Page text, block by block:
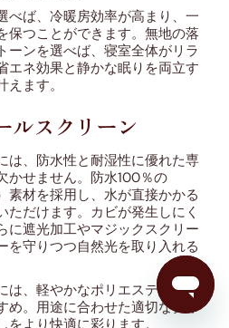
べば、冷暖房効率が高まり、一
保つことができます。無地の落
ーンを選べば、寝室全体がリラ
エネ効果と静かな眠りを両立す
ます。
ルスクリーン
は、防水性と耐湿性に優れた専
かせません。防水100％の
素材を採用し、水が直接かかる
ただけます。カビが発生しにく
に遮光加工やマジックスクリー
を守りつつ自然光を取り入れる
は、軽やかなポリエステル製の
め。用途に合わせた適切なタイ
より快適に彩ります。